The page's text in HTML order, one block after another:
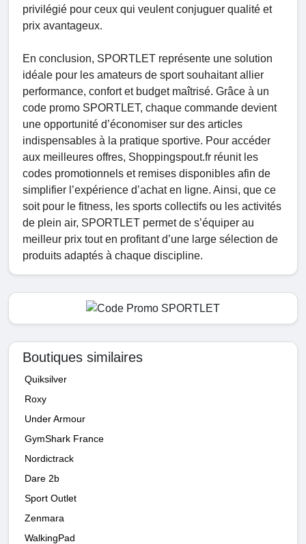
privilégié pour ceux qui veulent conjuguer qualité et
prix avantageux.
En conclusion, SPORTLET représente une solution
idéale pour les amateurs de sport souhaitant allier
performance, confort et budget maîtrisé. Grâce à un
code promo SPORTLET, chaque commande devient
une opportunité d’économiser sur des articles
indispensables à la pratique sportive. Pour accéder
aux meilleures offres, Shoppingspout.fr réunit les
codes promotionnels et remises disponibles afin de
simplifier l’expérience d’achat en ligne. Ainsi, que ce
soit pour le fitness, les sports collectifs ou les activités
de plein air, SPORTLET permet de s’équiper au
meilleur prix tout en profitant d’une large sélection de
produits adaptés à chaque discipline.
Boutiques similaires
Quiksilver
Roxy
Under Armour
GymShark France
Nordictrack
Dare 2b
Sport Outlet
Zenmara
WalkingPad